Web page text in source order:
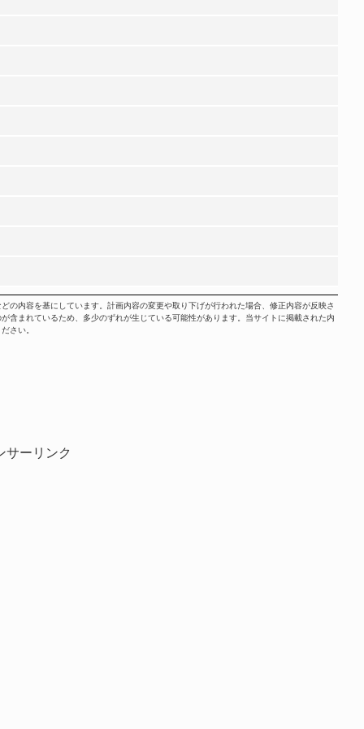
内容を基にしています。計画内容の変更や取り下げが行われた場合、修正内容が反映さ
含まれているため、多少のずれが生じている可能性があります。当サイトに掲載された内
さい。
サーリンク